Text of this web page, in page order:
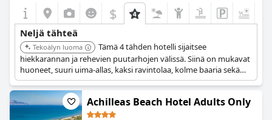
$
Neljä tähteä
Tekoälyn luoma
Tämä 4 tähden hotelli sijaitsee
hiekkarannan ja rehevien puutarhojen välissä. Siinä on mukavat
huoneet, suuri uima-allas, kaksi ravintolaa, kolme baaria sekä
urheilu- ja vapaa-ajan tilat. Hotelli tarjoaa rentouttavan ja
huolettoman lomakokemuksen.
Achilleas Beach Hotel Adults Only